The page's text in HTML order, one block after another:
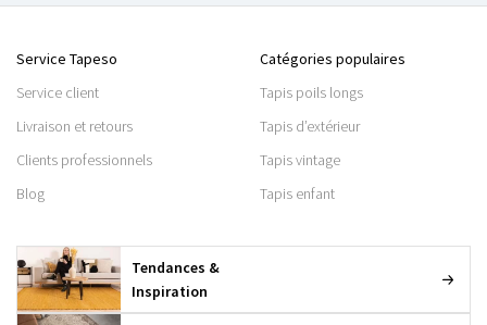
Service Tapeso
Service client
Livraison et retours
Clients professionnels
Blog
Catégories populaires
Tapis poils longs
Tapis d’extérieur
Tapis vintage
Tapis enfant
Tendances &
Inspiration